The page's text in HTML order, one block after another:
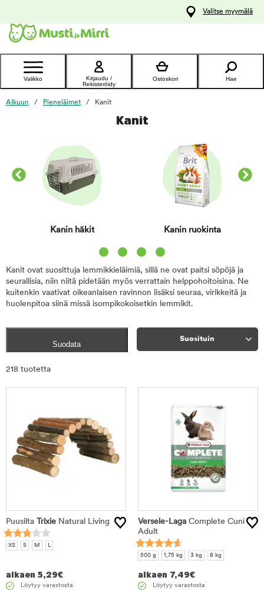
Ota yhteyttä
asiakaspalveluun
Valitse myymälä
Valikko
Kirjaudu /
Rekisteröidy
Ostoskori Hae
Alkuun Pieneläimet Kanit
Kanit
Kanin häkit Kanin ruokinta
Kanit ovat suosittuja lemmikkieläimiä, sillä ne ovat paitsi söpöjä ja
seurallisia, niin niitä pidetään myös verrattain helppohoitoisina. Ne
kuitenkin vaativat oikeanlaisen ravinnon lisäksi seuraa, virikkeitä ja
huolenpitoa siinä missä isompikokoisetkin lemmikit.
Suodata
Suosituin
218 tuotetta
Puusilta Trixie Natural Living
XS S M L
alkaen 5,29€
Löytyy varastosta
Versele-Laga Complete Cuni
Adult
500 g 1,75 kg 3 kg 8 kg
alkaen 7,49€
Löytyy varastosta